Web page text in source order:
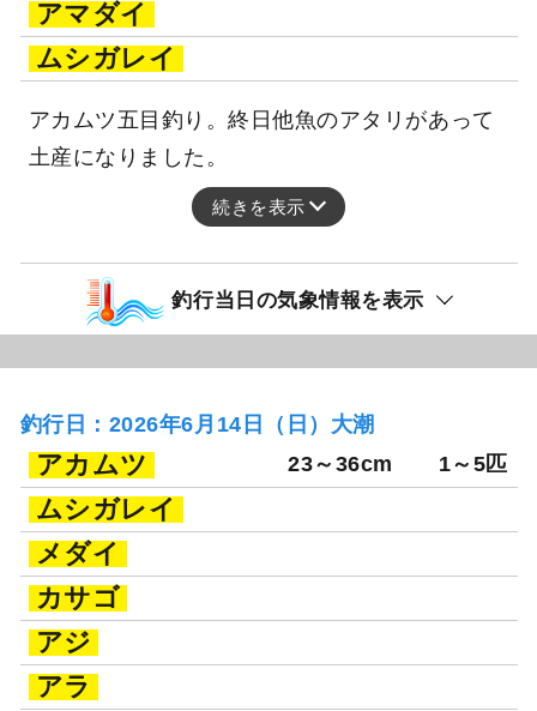
アマダイ
ムシガレイ
アカムツ五目釣り。終日他魚のアタリがあって
土産になりました。
続きを表示
釣行当日の気象情報を表示
釣行日：2026年6月14日（日）大潮
アカムツ 23～36cm 1～5匹
ムシガレイ
メダイ
カサゴ
アジ
アラ